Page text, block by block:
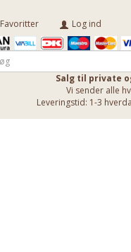
Favoritter Log ind
Salg til private
Vi sender alle
Leveringstid: 1-3